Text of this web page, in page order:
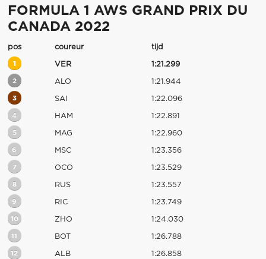
FORMULA 1 AWS GRAND PRIX DU
CANADA 2022
pos coureur tijd
1 VER 1:21.299
2 ALO 1:21.944
3 SAI 1:22.096
4 HAM 1:22.891
5 MAG 1:22.960
6 MSC 1:23.356
7 OCO 1:23.529
8 RUS 1:23.557
9 RIC 1:23.749
10 ZHO 1:24.030
11 BOT 1:26.788
12 ALB 1:26.858